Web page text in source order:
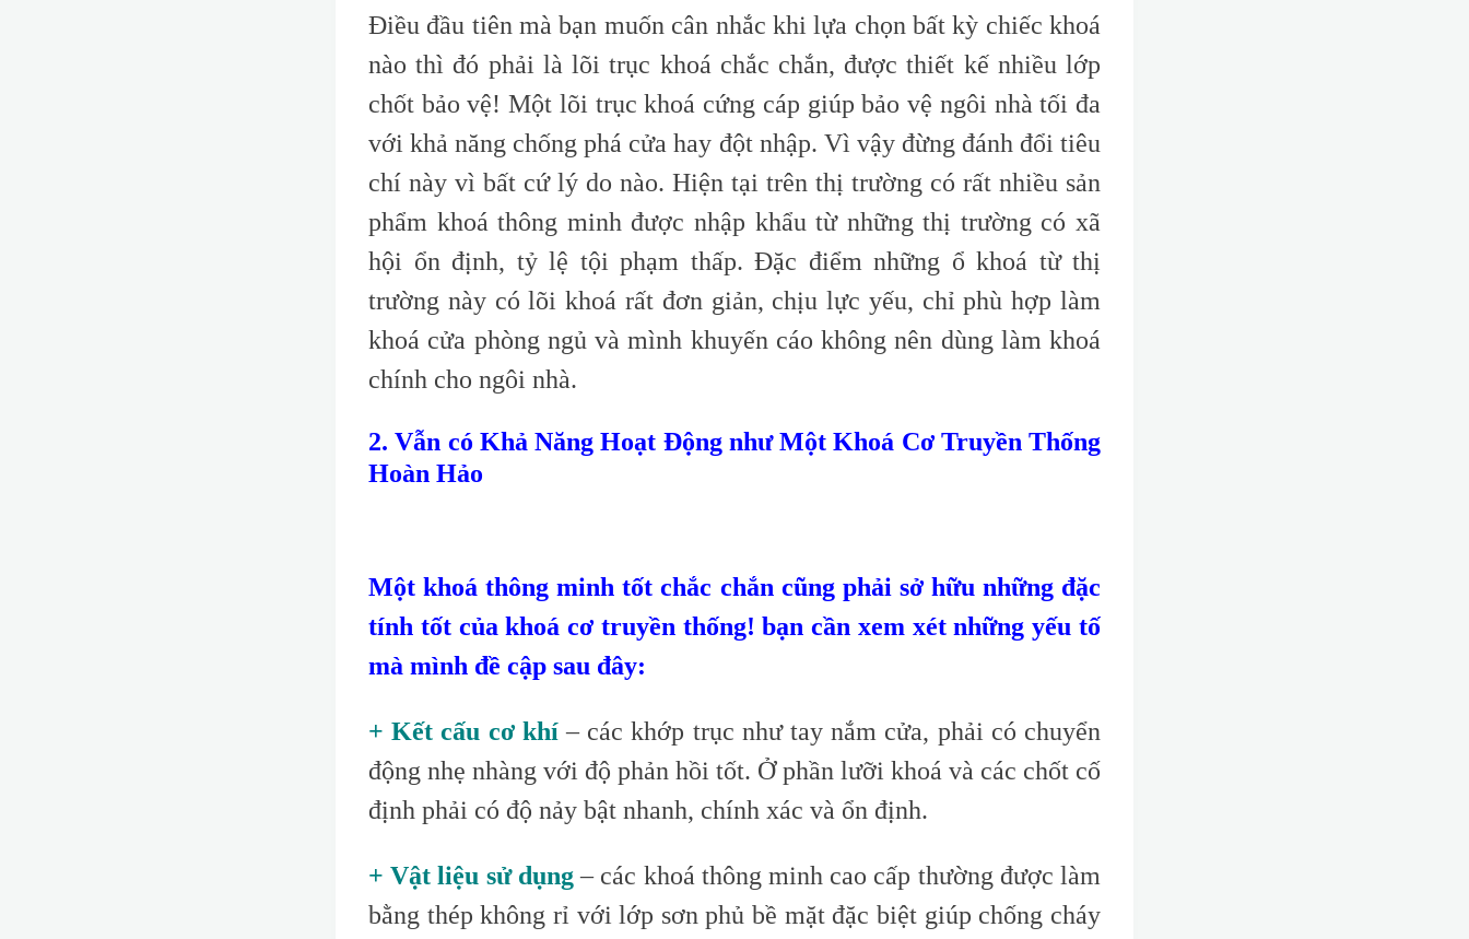
Điều đầu tiên mà bạn muốn cân nhắc khi lựa chọn bất kỳ chiếc khoá
nào thì đó phải là lõi trục khoá chắc chắn, được thiết kế nhiều lớp
chốt bảo vệ! Một lõi trục khoá cứng cáp giúp bảo vệ ngôi nhà tối đa
với khả năng chống phá cửa hay đột nhập. Vì vậy đừng đánh đổi tiêu
chí này vì bất cứ lý do nào. Hiện tại trên thị trường có rất nhiều sản
phẩm khoá thông minh được nhập khẩu từ những thị trường có xã
hội ổn định, tỷ lệ tội phạm thấp. Đặc điểm những ổ khoá từ thị
trường này có lõi khoá rất đơn giản, chịu lực yếu, chỉ phù hợp làm
khoá cửa phòng ngủ và mình khuyến cáo không nên dùng làm khoá
chính cho ngôi nhà.
2. Vẫn có Khả Năng Hoạt Động như Một Khoá Cơ Truyền Thống
Hoàn Hảo
Một khoá thông minh tốt chắc chắn cũng phải sở hữu những đặc
tính tốt của khoá cơ truyền thống! bạn cần xem xét những yếu tố
mà mình đề cập sau đây:
+ Kết cấu cơ khí– các khớp trục như tay nắm cửa, phải có chuyển
động nhẹ nhàng với độ phản hồi tốt. Ở phần lưỡi khoá và các chốt cố
định phải có độ nảy bật nhanh, chính xác và ổn định.
+ Vật liệu sử dụng– các khoá thông minh cao cấp thường được làm
bằng thép không rỉ với lớp sơn phủ bề mặt đặc biệt giúp chống cháy